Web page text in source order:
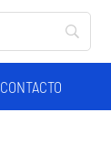
CONTACTO